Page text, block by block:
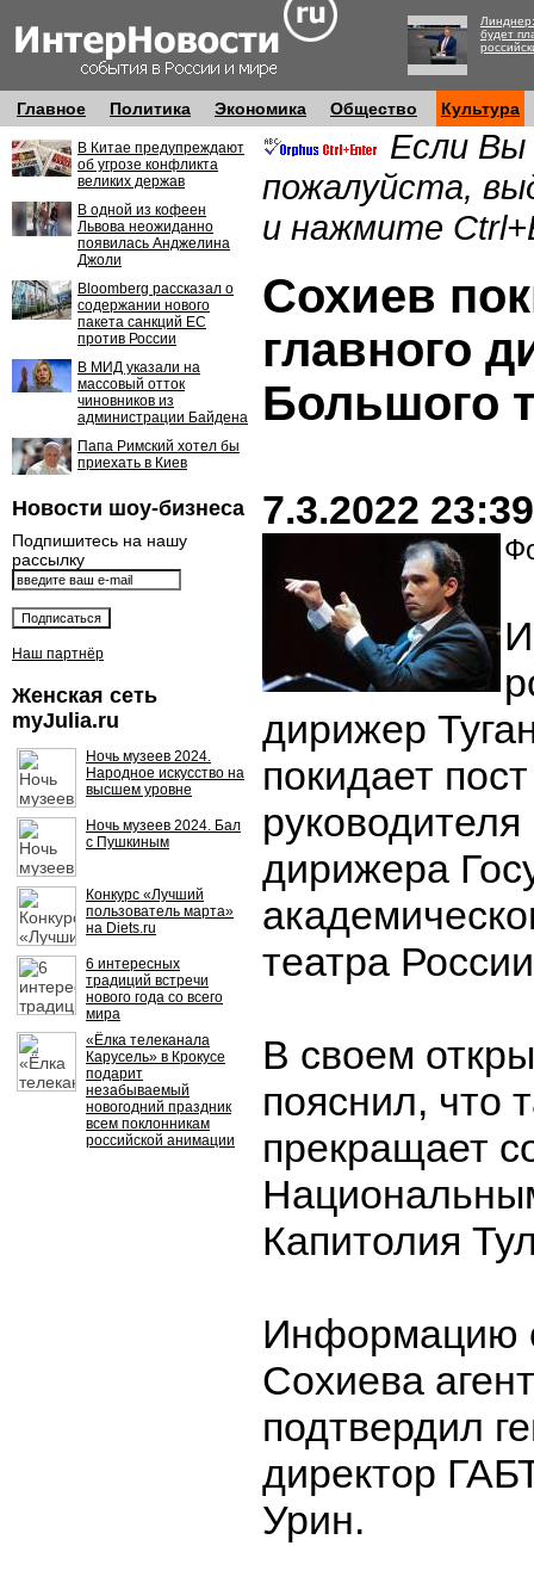
будет
Главное Политика Экономика Общество Культура
В Китае предупреждают
об угрозе конфликта
великих держав
В одной из кофеен
Львова неожиданно
появилась Анджелина
Джоли
Bloomberg рассказал о
содержании нового
пакета санкций ЕС
против России
В МИД указали на
массовый отток
чиновников из
администрации Байдена
Папа Римский хотел бы
приехать в Киев
Новости шоу-бизнеса
Подпишитесь на нашу
рассылку
Наш партнёр
Женская сеть
myJulia.ru
Ночь музеев 2024.
Народное искусство на
высшем уровне
Ночь музеев 2024. Бал
с Пушкиным
Конкурс «Лучший
пользователь марта»
на Diets.ru
6 интересных
традиций встречи
нового года со всего
мира
«Ёлка телеканала
Карусель» в Крокусе
подарит
незабываемый
новогодний праздник
всем поклонникам
российской анимации
Если Вы
пожалуйста,
и нажмите
Сохиев
главного
Большого
7.3.2022 23:39
дирижер
покидает
руководителя
дирижера
театра
В своем
пояснил, что
прекращает
Капитолия
Информацию
Сохиева
подтвердил
директор
Урин.